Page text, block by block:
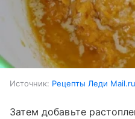
Источник: Рецепты Леди Mail.ru
Затем добавьте